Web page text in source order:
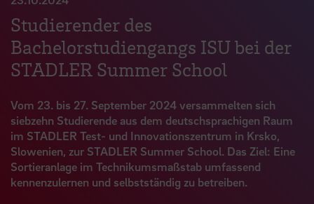
Studierender des
Bachelorstudiengangs ISU bei der
STADLER Summer School
Vom 23. bis 27. September 2024 versammelten sich
siebzehn Studierende aus dem deutschsprachigen Raum
im STADLER Test- und Innovationszentrum in Krsko,
Slowenien, zur STADLER Summer School. Das Ziel: Eine
Sortieranlage im Technikumsmaßstab umfassend
kennenzulernen und selbstständig zu betreiben.